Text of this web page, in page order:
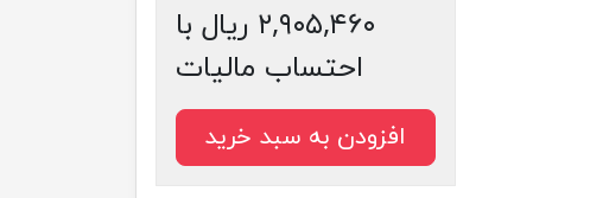
۲,۹۰۵,۴۶۰ ریال با
احتساب مالیات
افزودن به سبد خرید